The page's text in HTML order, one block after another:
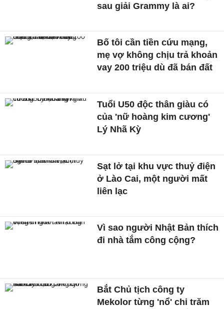
sau giải Grammy là ai?
Bố tôi cần tiền cứu mạng,
mẹ vợ không chịu trả khoản
vay 200 triệu dù đã bán đất
Tuổi U50 độc thân giàu có
của 'nữ hoàng kim cương'
Lý Nhã Kỳ
Sạt lở tại khu vực thuỷ điện
ở Lào Cai, một người mất
liên lạc
Vì sao người Nhật Bản thích
đi nhà tắm công cộng?
Bắt Chủ tịch công ty
Mekolor từng 'nổ' chi trăm